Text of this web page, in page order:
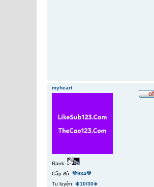
myheart
Rank:
Cấp độ: 💚934💚
Tu luyện: ☀️10/30☀️